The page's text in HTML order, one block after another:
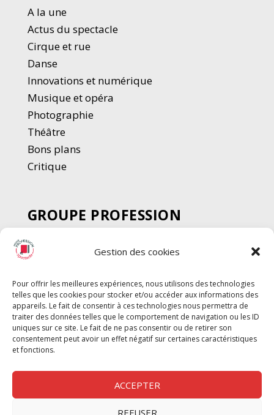
Gestion des cookies
Pour offrir les meilleures expériences, nous utilisons des technologies
telles que les cookies pour stocker et/ou accéder aux informations des
appareils. Le fait de consentir à ces technologies nous permettra de
traiter des données telles que le comportement de navigation ou les ID
uniques sur ce site. Le fait de ne pas consentir ou de retirer son
consentement peut avoir un effet négatif sur certaines caractéristiques
et fonctions.
ACCEPTER
REFUSER
A la une
Actus du spectacle
Cirque et rue
Danse
Innovations et numérique
Musique et opéra
Photographie
Théâtre
Bons plans
Critique
GROUPE PROFESSION
SPECTACLE
Chèque Intermittents
Chèque Compta
Chèque Emploi Spectacle
G-Pods
Profession Audio-visuel